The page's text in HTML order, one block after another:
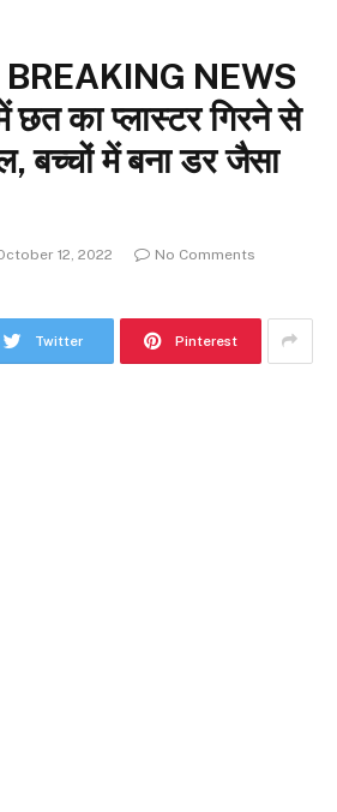
NEWS
छत का प्लास्टर गिरने से
बच्चों में बना डर जैसा
12, 2022
No Comments
Twitter Pinterest